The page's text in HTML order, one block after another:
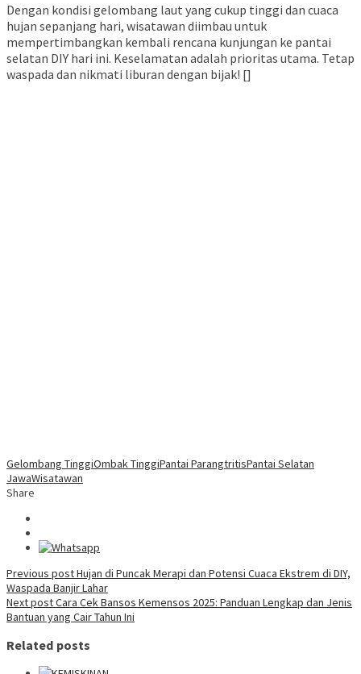
Dengan kondisi gelombang laut yang cukup tinggi dan cuaca
hujan sepanjang hari, wisatawan diimbau untuk
mempertimbangkan kembali rencana kunjungan ke pantai
selatan DIY hari ini. Keselamatan adalah prioritas utama. Tetap
waspada dan nikmati liburan dengan bijak! []
Gelombang TinggiOmbak TinggiPantai ParangtritisPantai Selatan
JawaWisatawan
Share
Post
navigation
Previous postHujan di Puncak Merapi dan Potensi Cuaca Ekstrem di DIY,
Waspada Banjir Lahar
Next postCara Cek Bansos Kemensos 2025: Panduan Lengkap dan Jenis
Bantuan yang Cair Tahun Ini
Related posts